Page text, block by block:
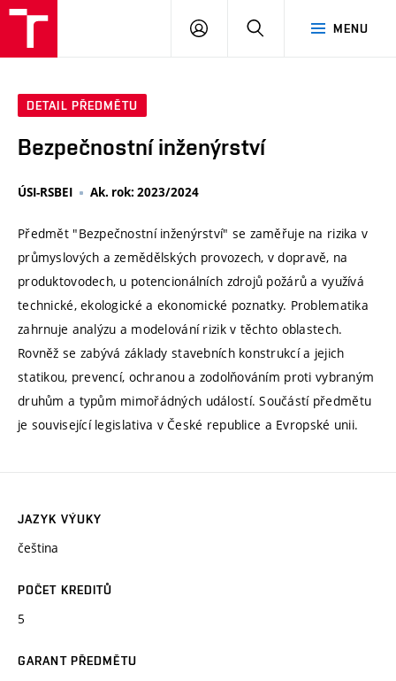
MENU
PŘIHLÁSIT
DETAIL PŘEDMĚTU
Bezpečnostní inženýrství
ÚSI-RSBEI Ak. rok: 2023/2024
Předmět "Bezpečnostní inženýrství" se zaměřuje na rizika v
průmyslových a zemědělských provozech, v dopravě, na
produktovodech, u potencionálních zdrojů požárů a využívá
technické, ekologické a ekonomické poznatky. Problematika
zahrnuje analýzu a modelování rizik v těchto oblastech.
Rovněž se zabývá základy stavebních konstrukcí a jejich
statikou, prevencí, ochranou a zodolňováním proti vybraným
druhům a typům mimořádných událostí. Součástí předmětu
je související legislativa v České republice a Evropské unii.
JAZYK VÝUKY
čeština
POČET KREDITŮ
5
GARANT PŘEDMĚTU